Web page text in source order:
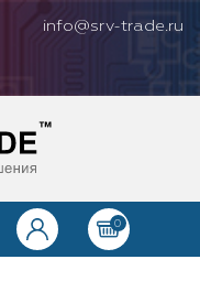
info@srv-trade.ru
0